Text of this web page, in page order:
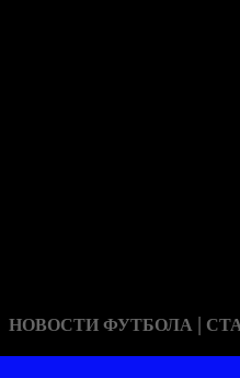
НОВОСТИ ФУТБОЛА |